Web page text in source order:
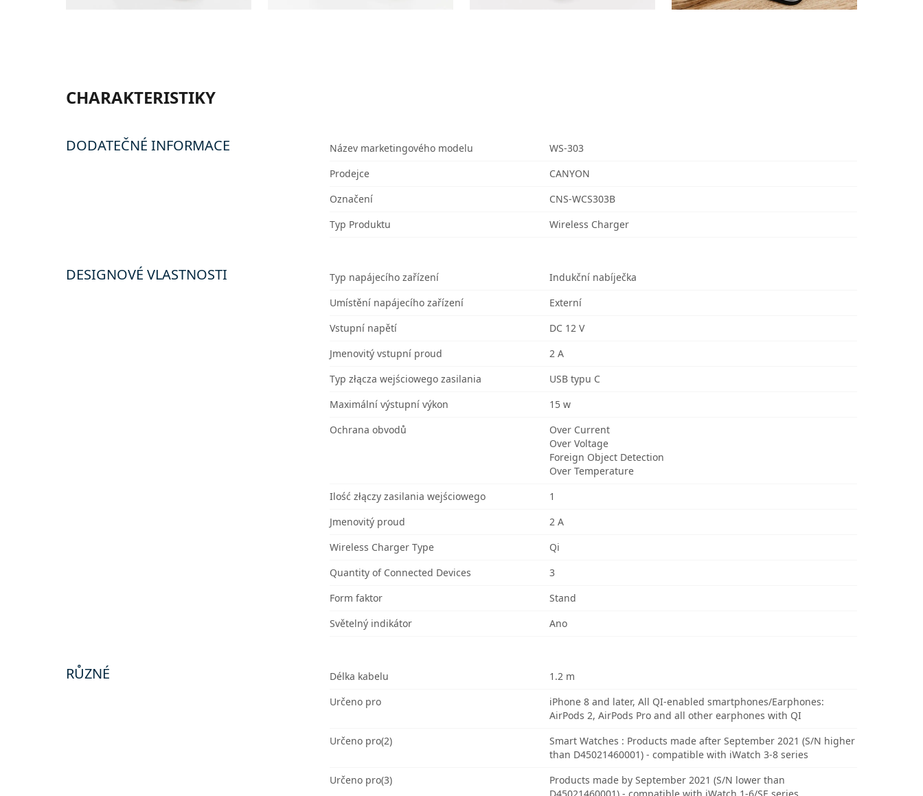
CHARAKTERISTIKY
DODATEČNÉ INFORMACE Název marketingového modelu
WS-303
Prodejce
CANYON
Označení
CNS-WCS303B
Typ Produktu
Wireless Charger
DESIGNOVÉ VLASTNOSTI Typ napájecího zařízení
Indukční nabíječka
Umístění napájecího zařízení
Externí
Vstupní napětí
DC 12 V
Jmenovitý vstupní proud
2 A
Typ złącza wejściowego zasilania
USB typu C
Maximální výstupní výkon
15 w
Ochrana obvodů
Over Current
Over Voltage
Foreign Object Detection
Over Temperature
Ilość złączy zasilania wejściowego
1
Jmenovitý proud
2 A
Wireless Charger Type
Qi
Quantity of Connected Devices
3
Form faktor
Stand
Světelný indikátor
Ano
RŮZNÉ Délka kabelu
1.2 m
Určeno pro
iPhone 8 and later, All QI-enabled smartphones/Earphones:
AirPods 2, AirPods Pro and all other earphones with QI
Určeno pro(2)
Smart Watches : Products made after September 2021 (S/N higher
than D45021460001) - compatible with iWatch 3-8 series
Určeno pro(3)
Products made by September 2021 (S/N lower than